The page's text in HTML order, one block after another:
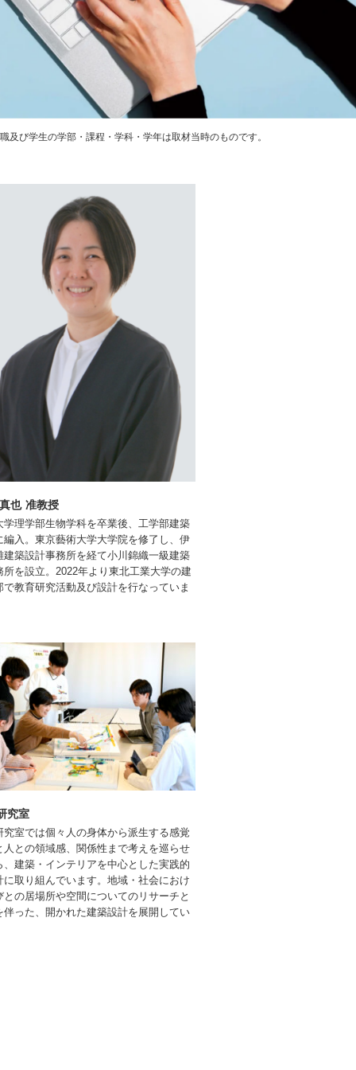
及び学生の学部・課程・学科・学年は取材当時のものです。
也 准教授
学理学部生物学科を卒業後、工学部建築
編入。東京藝術大学大学院を修了し、伊
建築設計事務所を経て小川錦織一級建築
所を設立。2022年より東北工業大学の建
で教育研究活動及び設計を行なっていま
究室
究室では個々人の身体から派生する感覚
人との領域感、関係性まで考えを巡らせ
、建築・インテリアを中心とした実践的
に取り組んでいます。地域・社会におけ
との居場所や空間についてのリサーチと
伴った、開かれた建築設計を展開してい